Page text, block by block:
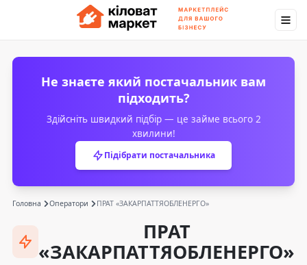
Не знаєте який постачальник вам
підходить?
Здійсніть швидкий підбір — це займе всього 2
хвилини!
Підібрати постачальника
Головна Оператори ПРАТ «ЗАКАРПАТТЯОБЛЕНЕРГО»
ПРАТ
«ЗАКАРПАТТЯОБЛЕНЕРГО»